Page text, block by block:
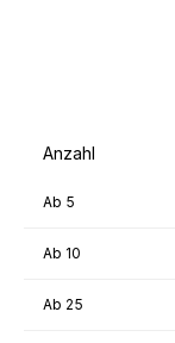
Anzahl
Ab 5
Ab 10
Ab 25